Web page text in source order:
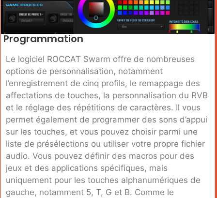
Programmation
Le logiciel ROCCAT Swarm offre de nombreuses
options de personnalisation, notamment
l’enregistrement de cinq profils, le remappage des
affectations de touches, la personnalisation du RVB
et le réglage des répétitions de caractères. Il vous
permet également de programmer des sons d’appui
sur les touches, et vous pouvez choisir parmi une
liste de présélections ou utiliser votre propre fichier
audio. Vous pouvez définir des macros pour des
jeux et des applications spécifiques, mais
uniquement pour les touches alphanumériques de
gauche, notamment 5, T, G et B. Comme le